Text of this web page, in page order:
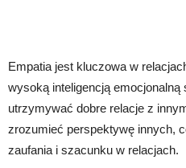
Empatia jest kluczowa w
wysoką inteligencją
utrzymywać dobre relacje z
zrozumieć perspektywę innych,
zaufania i szacunku w relacjach.